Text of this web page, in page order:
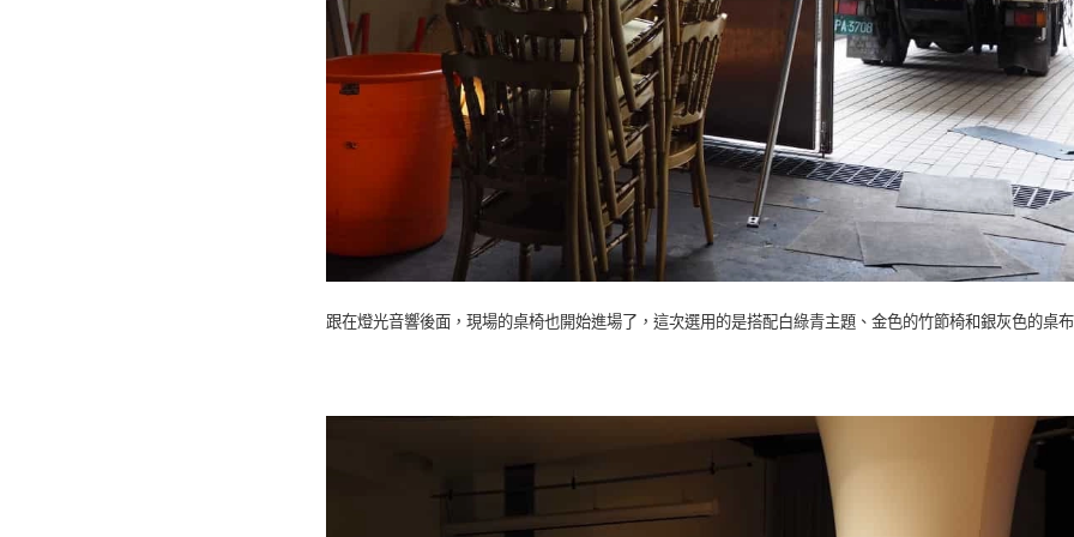
跟在燈光音響後面，現場的桌椅也開始進場了，這次選用的是搭配白綠青主題、金色的竹節椅和銀灰色的桌